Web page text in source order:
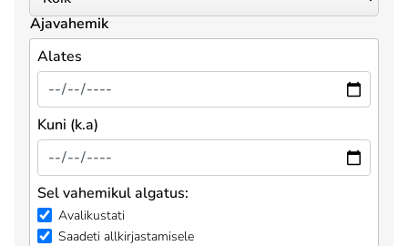
Ajavahemik
Alates
Kuni (k.a)
Sel vahemikul algatus:
Avalikustati
Saadeti allkirjastamisele